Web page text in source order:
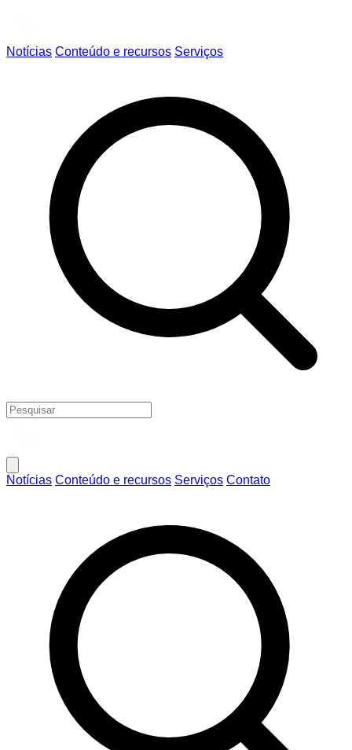
Notícias Conteúdo e recursos Serviços
Notícias Conteúdo e recursos Serviços Contato